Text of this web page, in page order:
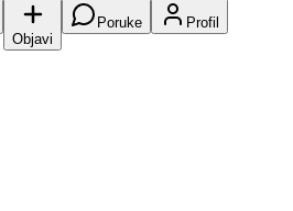
Objavi
Poruke Profil